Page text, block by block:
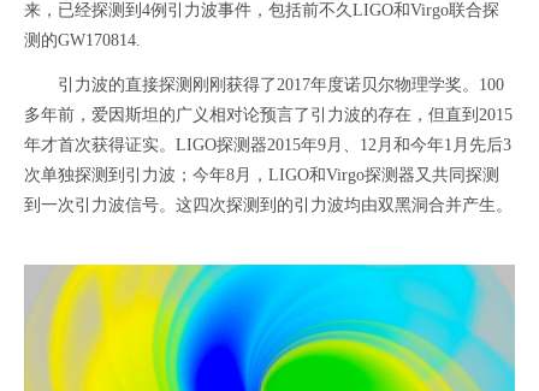
来，已经探测到4例引力波事件，包括前不久LIGO和Virgo联合探
测的GW170814.
引力波的直接探测刚刚获得了2017年度诺贝尔物理学奖。100
多年前，爱因斯坦的广义相对论预言了引力波的存在，但直到2015
年才首次获得证实。LIGO探测器2015年9月、12月和今年1月先后3
次单独探测到引力波；今年8月，LIGO和Virgo探测器又共同探测
到一次引力波信号。这四次探测到的引力波均由双黑洞合并产生。